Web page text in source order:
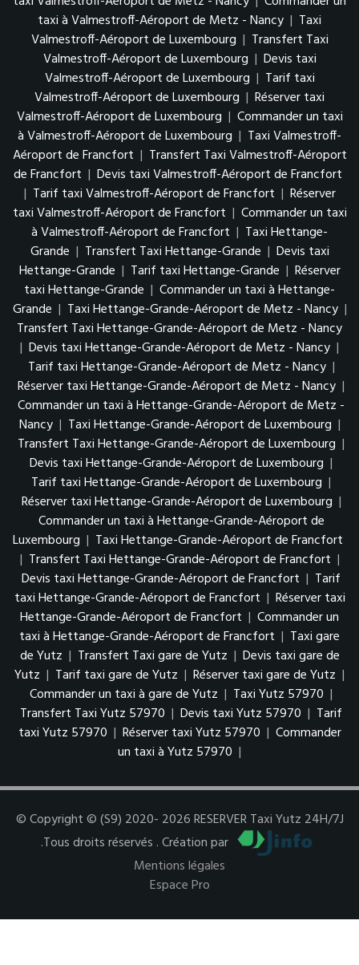
taxi à Valmestroff-Aéroport de Metz - Nancy | Taxi
Valmestroff-Aéroport de Luxembourg | Transfert Taxi
Valmestroff-Aéroport de Luxembourg | Devis taxi
Valmestroff-Aéroport de Luxembourg | Tarif taxi
Valmestroff-Aéroport de Luxembourg | Réserver taxi
Valmestroff-Aéroport de Luxembourg | Commander un taxi
à Valmestroff-Aéroport de Luxembourg | Taxi Valmestroff-
Aéroport de Francfort | Transfert Taxi Valmestroff-Aéroport
de Francfort | Devis taxi Valmestroff-Aéroport de Francfort
| Tarif taxi Valmestroff-Aéroport de Francfort | Réserver
taxi Valmestroff-Aéroport de Francfort | Commander un taxi
à Valmestroff-Aéroport de Francfort | Taxi Hettange-
Grande | Transfert Taxi Hettange-Grande | Devis taxi
Hettange-Grande | Tarif taxi Hettange-Grande | Réserver
taxi Hettange-Grande | Commander un taxi à Hettange-
Grande | Taxi Hettange-Grande-Aéroport de Metz - Nancy |
Transfert Taxi Hettange-Grande-Aéroport de Metz - Nancy
| Devis taxi Hettange-Grande-Aéroport de Metz - Nancy |
Tarif taxi Hettange-Grande-Aéroport de Metz - Nancy |
Réserver taxi Hettange-Grande-Aéroport de Metz - Nancy |
Commander un taxi à Hettange-Grande-Aéroport de Metz -
Nancy | Taxi Hettange-Grande-Aéroport de Luxembourg |
Transfert Taxi Hettange-Grande-Aéroport de Luxembourg |
Devis taxi Hettange-Grande-Aéroport de Luxembourg |
Tarif taxi Hettange-Grande-Aéroport de Luxembourg |
Réserver taxi Hettange-Grande-Aéroport de Luxembourg |
Commander un taxi à Hettange-Grande-Aéroport de
Luxembourg | Taxi Hettange-Grande-Aéroport de Francfort
| Transfert Taxi Hettange-Grande-Aéroport de Francfort |
Devis taxi Hettange-Grande-Aéroport de Francfort | Tarif
taxi Hettange-Grande-Aéroport de Francfort | Réserver taxi
Hettange-Grande-Aéroport de Francfort | Commander un
taxi à Hettange-Grande-Aéroport de Francfort | Taxi gare
de Yutz | Transfert Taxi gare de Yutz | Devis taxi gare de
Yutz | Tarif taxi gare de Yutz | Réserver taxi gare de Yutz |
Commander un taxi à gare de Yutz | Taxi Yutz 57970 |
Transfert Taxi Yutz 57970 | Devis taxi Yutz 57970 | Tarif
taxi Yutz 57970 | Réserver taxi Yutz 57970 | Commander
un taxi à Yutz 57970 |
© Copyright © (S9) 2020- 2026 RESERVER Taxi Yutz 24H/7J
.Tous droits réservés . Création par
Mentions légales
Espace Pro